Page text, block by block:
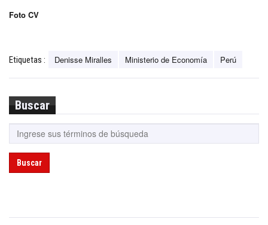
Foto CV
Etiquetas : Denisse Miralles Ministerio de Economía Perú
Buscar
Buscar